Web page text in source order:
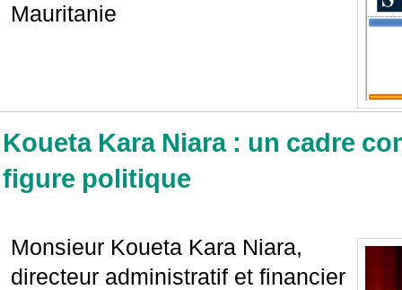
Mauritanie
Koueta Kara Niara : un cadre
figure politique
Monsieur Koueta Kara Niara,
directeur administratif et financier